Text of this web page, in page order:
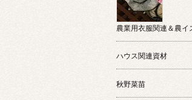
農業用衣服関連＆農イ
ハウス関連資材
秋野菜苗